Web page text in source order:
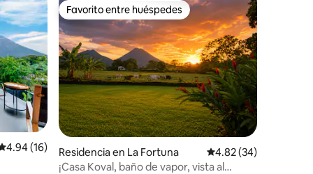
promedio: 4.94 de 5; 16 evaluaciones
4.94 (16)
Favorito entre huéspedes
Favorito entre huéspedes
Residencia en La Fortuna Calificación
4.82 (34)
¡Casa Koval, baño de vapor, vista al